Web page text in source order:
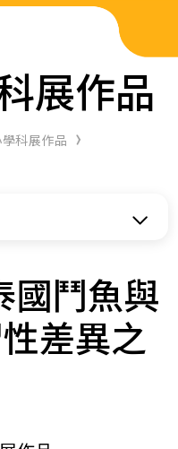
展作品
科展作品
國鬥魚與
差異之